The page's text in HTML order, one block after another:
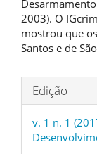
2003). O
mostrou que
Santos e de
Detalhes
do
artigo
Edição
v. 1 n. 1